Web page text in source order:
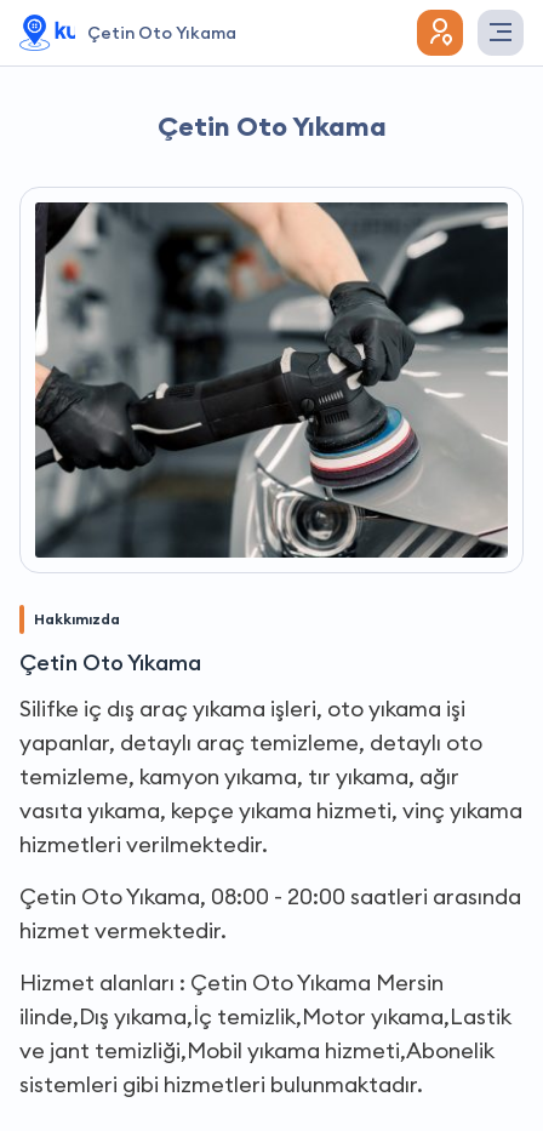
Çetin Oto Yıkama
Çetin Oto Yıkama
Hakkımızda
Çetin Oto Yıkama
Silifke iç dış araç yıkama işleri, oto yıkama işi
yapanlar, detaylı araç temizleme, detaylı oto
temizleme, kamyon yıkama, tır yıkama, ağır
vasıta yıkama, kepçe yıkama hizmeti, vinç yıkama
hizmetleri verilmektedir.
Çetin Oto Yıkama, 08:00 - 20:00 saatleri arasında
hizmet vermektedir.
Hizmet alanları : Çetin Oto Yıkama Mersin
ilinde,Dış yıkama,İç temizlik,Motor yıkama,Lastik
ve jant temizliği,Mobil yıkama hizmeti,Abonelik
sistemleri gibi hizmetleri bulunmaktadır.